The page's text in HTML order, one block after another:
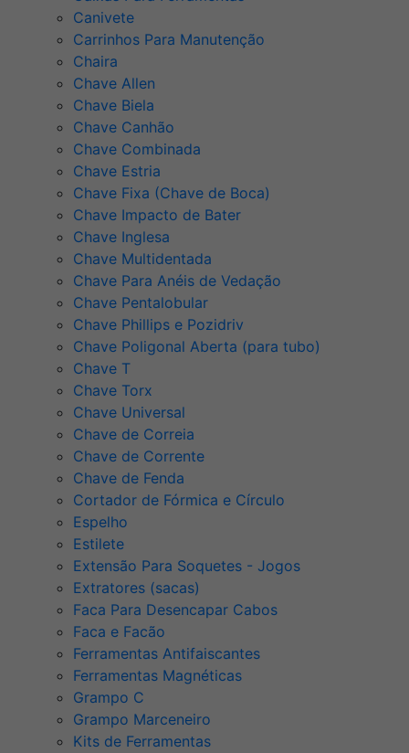
Canivete
Carrinhos Para Manutenção
Chaira
Chave Allen
Chave Biela
Chave Canhão
Chave Combinada
Chave Estria
Chave Fixa (Chave de Boca)
Chave Impacto de Bater
Chave Inglesa
Chave Multidentada
Chave Para Anéis de Vedação
Chave Pentalobular
Chave Phillips e Pozidriv
Chave Poligonal Aberta (para tubo)
Chave T
Chave Torx
Chave Universal
Chave de Correia
Chave de Corrente
Chave de Fenda
Cortador de Fórmica e Círculo
Espelho
Estilete
Extensão Para Soquetes - Jogos
Extratores (sacas)
Faca Para Desencapar Cabos
Faca e Facão
Ferramentas Antifaiscantes
Ferramentas Magnéticas
Grampo C
Grampo Marceneiro
Kits de Ferramentas